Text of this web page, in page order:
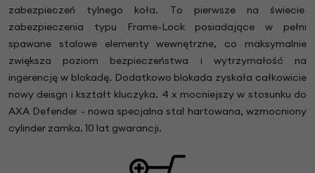
zabezpieczeń tylnego koła. To pierwsze na świecie
zabezpieczenia typu Frame-Lock posiadające w pełni
spawane stalowe elementy wewnętrzne, co maksymalnie
zwiększa poziom bezpieczeństwa i wytrzymałość na
ingerencję w blokadę. Dodatkowo blokada zyskała całkowicie
nowy deisgn i kształt kluczyka. 4 x mocniejszy w stosunku do
AXA Defender - nowa specjalna stal hartowana, wzmocniony
cylinder zamka. 10 lat gwarancji.